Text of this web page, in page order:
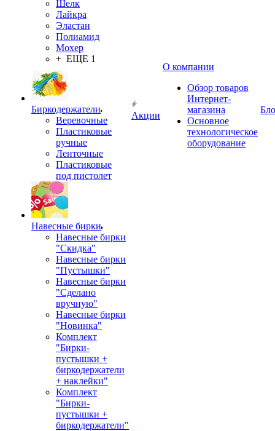
Шелк
Лайкра
Эластан
Полиамид
Мохер
+ ЕЩЕ 1
Биркодержатели
Веревочные
Пластиковые
ручные
Ленточные
Пластиковые
под пистолет
Навесные бирки
Навесные бирки
"Скидка"
Навесные бирки
"Пустышки"
Навесные бирки
"Сделано
вручную"
Навесные бирки
"Новинка"
Комплект
"Бирки-
пустышки +
биркодержатели
+ наклейки"
Комплект
"Бирки-
пустышки +
биркодержатели"
Акции
О компании
Обзор товаров
Интернет-
магазина
Основное
технологическое
оборудование